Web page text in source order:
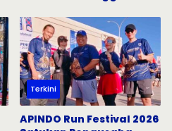
Percepat Penurunan
Stunting
Terkini
APINDO Run Festival 2026